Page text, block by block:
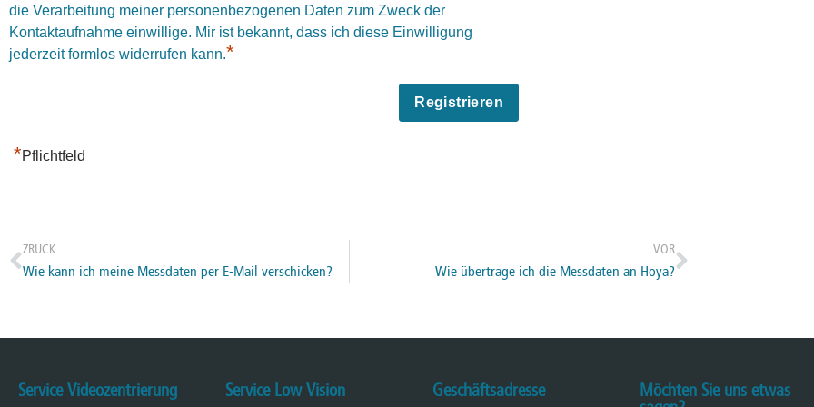
die Verarbeitung meiner personenbezogenen Daten zum Zweck der
Kontaktaufnahme einwillige. Mir ist bekannt, dass ich diese Einwilligung
jederzeit formlos widerrufen kann.*
*Pflichtfeld
ZRÜCK
Wie kann ich meine Messdaten per E-Mail verschicken?
VOR
Wie übertrage ich die Messdaten an Hoya?
Service Videozentrierung Service Low Vision Geschäftsadresse
Möchten Sie uns etwas